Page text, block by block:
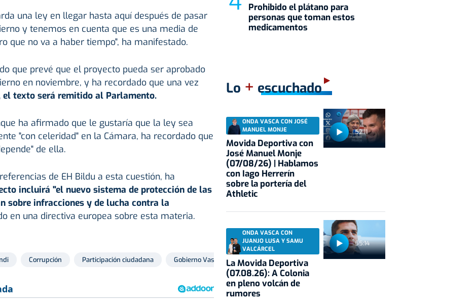
una ley en llegar hasta aquí después de pasar
y tenemos en cuenta que es una media de
que no va a haber tiempo", ha manifestado.
que prevé que el proyecto pueda ser aprobado
en noviembre, y ha recordado que una vez
el texto será remitido al Parlamento.
ha afirmado que le gustaría que la ley sea
"con celeridad" en la Cámara, ha recordado que
de ella.
de EH Bildu a esta cuestión, ha
incluirá "el nuevo sistema de protección de las
sobre infracciones y de lucha contra la
en una directiva europea sobre esta materia.
Corrupción Participación ciudadana Gobierno Vasco
Prohibido el plátano para
personas que toman estos
medicamentos
Lo + escuchado
52:11
ONDA VASCA CON JOSÉ
MANUEL MONJE
Movida Deportiva con
José Manuel Monje
(07/08/26) | Hablamos
con Iago Herrerín
sobre la portería del
Athletic
55:14
ONDA VASCA CON
JUANJO LUSA Y SAMU
VALCÁRCEL
La Movida Deportiva
(07.08.26): A Colonia
en pleno volcán de
rumores